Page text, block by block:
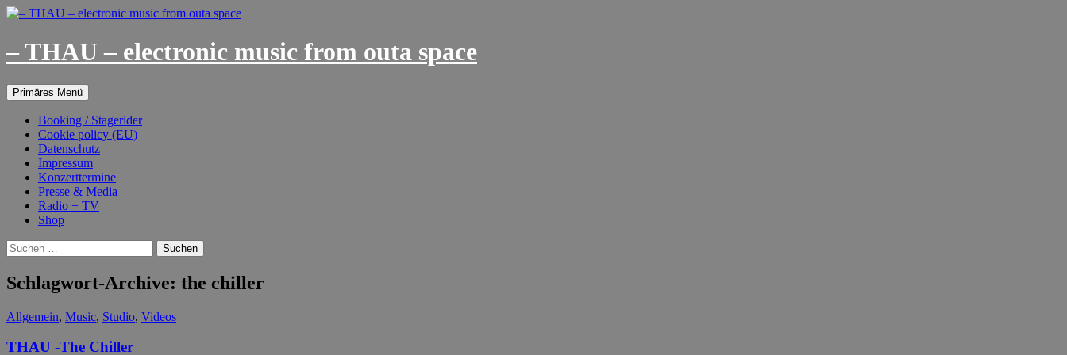
– THAU – electronic music from outa space
Suchen
Primäres Menü
Inhalt
Booking / Stagerider
Cookie policy (EU)
Datenschutz
Impressum
Konzerttermine
Presse & Media
Radio + TV
Shop
Suchen
nach:
Schlagwort-Archive: the chiller
Allgemein, Music, Studio, Videos
THAU -The Chiller